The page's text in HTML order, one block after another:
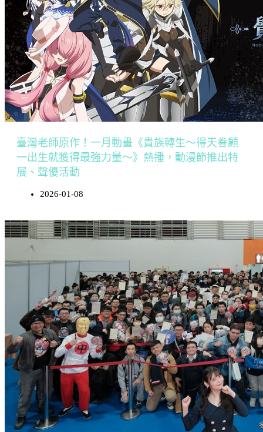
臺灣老師原作！一月動畫《貴族轉生～得天眷顧
一出生就獲得最強力量～》熱播，動漫節推出特
展、聲優活動
2026-01-08